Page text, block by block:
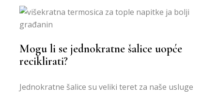
Mogu li se jednokratne šalice uopće
reciklirati?
Jednokratne šalice su veliki teret za naše usluge